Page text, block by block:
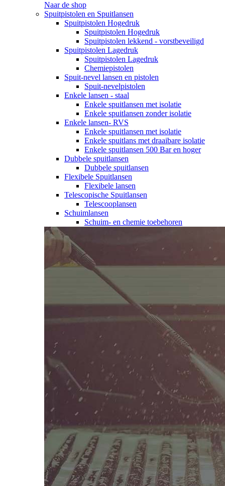
Naar de shop
Spuitpistolen en Spuitlansen
Spuitpistolen Hogedruk
Spuitpistolen Hogedruk
Spuitpistolen lekkend - vorstbeveiligd
Spuitpistolen Lagedruk
Spuitpistolen Lagedruk
Chemiepistolen
Spuit-nevel lansen en pistolen
Spuit-nevelpistolen
Enkele lansen - staal
Enkele spuitlansen met isolatie
Enkele spuitlansen zonder isolatie
Enkele lansen- RVS
Enkele spuitlansen met isolatie
Enkele spuitlans met draaibare isolatie
Enkele spuitlansen 500 Bar en hoger
Dubbele spuitlansen
Dubbele spuitlansen
Flexibele Spuitlansen
Flexibele lansen
Telescopische Spuitlansen
Telescooplansen
Schuimlansen
Schuim- en chemie toebehoren